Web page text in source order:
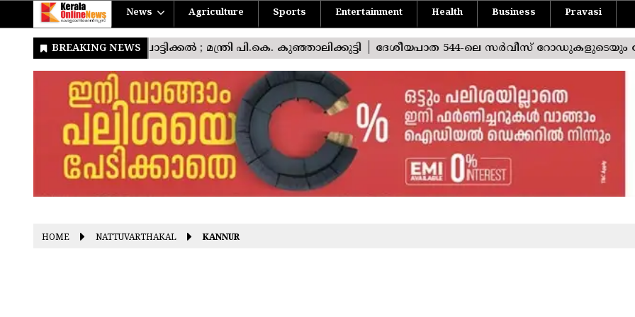
News Agriculture Sports Entertainment Health Business Pravasi
HOME NATTUVARTHAKAL KANNUR